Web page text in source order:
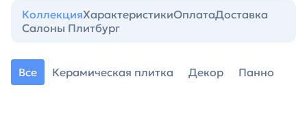
КоллекцияХарактеристикиОплатаДоставка
Салоны Плитбург
Все Керамическая плитка Декор Панно